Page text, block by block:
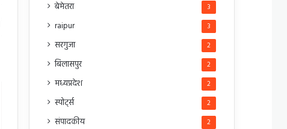
बेमेतरा 3
raipur 3
सरगुजा 2
बिलासपुर 2
मध्यप्रदेश 2
स्पोर्ट्स 2
संपादकीय 2